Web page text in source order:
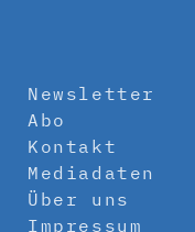
Newsletter
Abo
Kontakt
Mediadaten
Über uns
Impressum